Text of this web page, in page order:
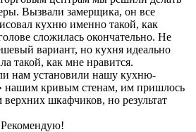
Вызвали замерщика, он все
кухню именно такой, как
сложилась окончательно. Не
вариант, но кухня идеально
такой, как мне нравится.
нам установили нашу кухню-
нашим кривым стенам, им пришлось
шкафчиков, но результат